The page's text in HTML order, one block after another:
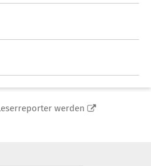
werden